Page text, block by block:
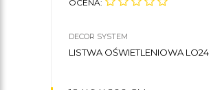
OCENA:
DECOR SYSTEM
LISTWA OŚWIETLENIOWA LO24